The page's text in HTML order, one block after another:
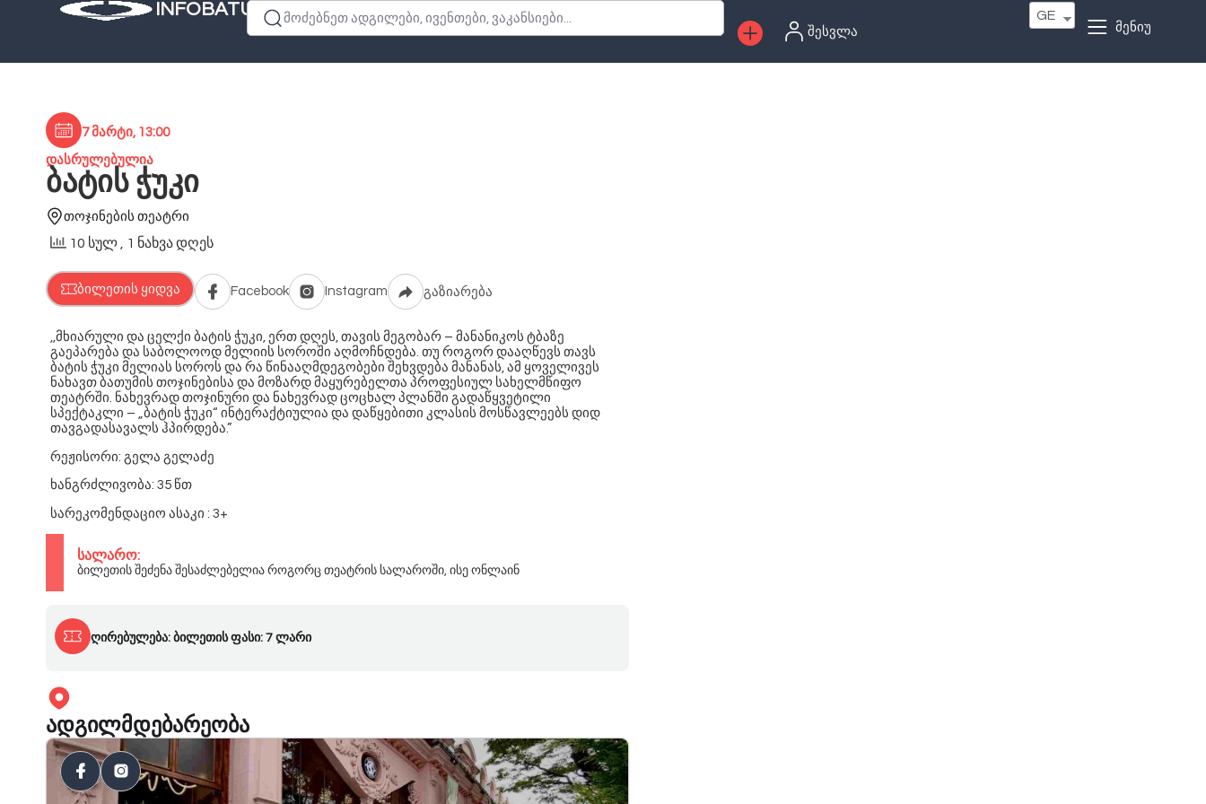
INFOBATUMI.GEმოძებნეთ ადგილები, ივენთები, ვაკანსიები...
შესვლა
GE
მენიუ
7 მარტი, 13:00
დასრულებულია
ბატის ჭუკი
თოჯინების თეატრი
10 სულ , 1 ნახვა დღეს
ბილეთის ყიდვა Facebook Instagram გაზიარება
,,მხიარული და ცელქი ბატის ჭუკი, ერთ დღეს, თავის მეგობარ – მანანიკოს ტბაზე
გაეპარება და საბოლოოდ მელიის სოროში აღმოჩნდება. თუ როგორ დააღწევს თავს
ბატის ჭუკი მელიას სოროს და რა წინააღმდეგობები შეხვდება მანანას, ამ ყოველივეს
ნახავთ ბათუმის თოჯინებისა და მოზარდ მაყურებელთა პროფესიულ სახელმწიფო
თეატრში. ნახევრად თოჯინური და ნახევრად ცოცხალ პლანში გადაწყვეტილი
სპექტაკლი – „ბატის ჭუკი“ ინტერაქტიულია და დაწყებითი კლასის მოსწავლეებს დიდ
თავგადასავალს ჰპირდება.”
რეჟისორი: გელა გელაძე
ხანგრძლივობა: 35 წთ
სარეკომენდაციო ასაკი : 3+
სალარო:
ბილეთის შეძენა შესაძლებელია როგორც თეატრის სალაროში, ისე ონლაინ
ღირებულება: ბილეთის ფასი: 7 ლარი
ადგილმდებარეობა